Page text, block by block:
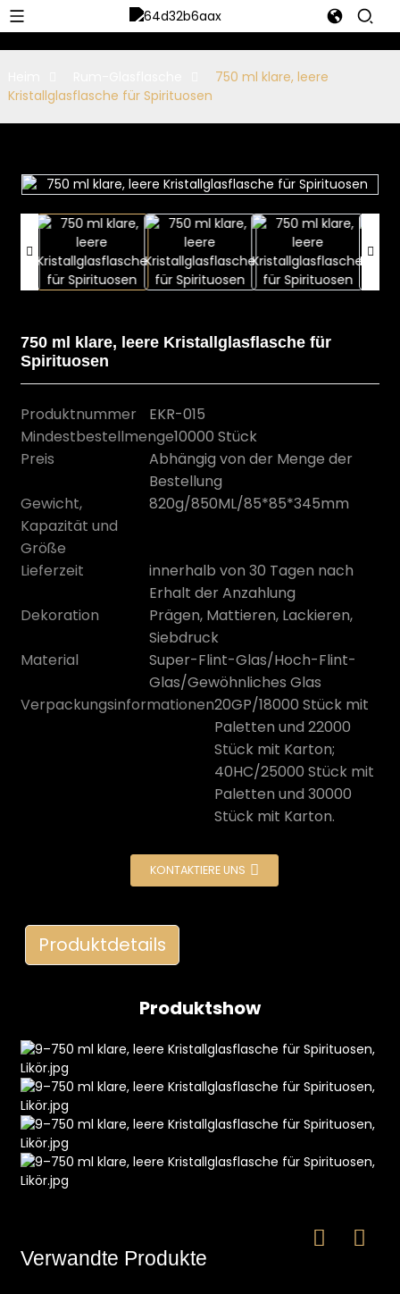
750 ml klare, leere
Kristallglasflasche für Spirituosen
750 ml klare, leere Kristallglasflasche für
Spirituosen
Produktnummer
EKR-015
Mindestbestellmenge10000 Stück
Preis
Abhängig von der Menge der
Bestellung
Gewicht,
Kapazität und
Größe
820g/850ML/85*85*345mm
Lieferzeit
innerhalb von 30 Tagen nach
Erhalt der Anzahlung
Dekoration
Prägen, Mattieren, Lackieren,
Siebdruck
Material
Super-Flint-Glas/Hoch-Flint-
Glas/Gewöhnliches Glas
Verpackungsinformationen20GP/18000 Stück mit
Paletten und 22000
Stück mit Karton;
40HC/25000 Stück mit
Paletten und 30000
Stück mit Karton.
KONTAKTIERE UNS
Produktdetails
Produktshow
Verwandte Produkte